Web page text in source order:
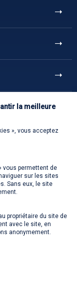
voulez
d'utilisation
la meilleure
», vous acceptez
vous permettent de
sur les sites
Sans eux, le site
propriétaire du site de
avec le site, en
anonymement.